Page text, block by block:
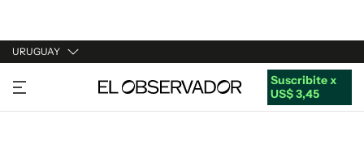
URUGUAY
URUGUAY
ARGENTINA
Suscribite x
US$ 3,45